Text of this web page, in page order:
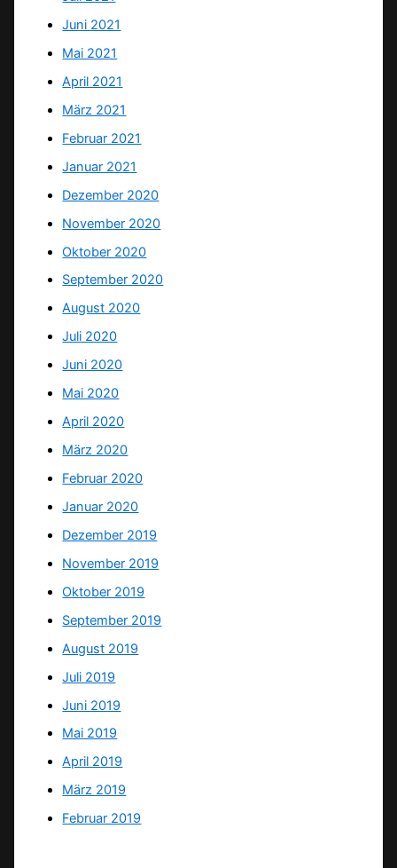
Juni 2021
Mai 2021
April 2021
März 2021
Februar 2021
Januar 2021
Dezember 2020
November 2020
Oktober 2020
September 2020
August 2020
Juli 2020
Juni 2020
Mai 2020
April 2020
März 2020
Februar 2020
Januar 2020
Dezember 2019
November 2019
Oktober 2019
September 2019
August 2019
Juli 2019
Juni 2019
Mai 2019
April 2019
März 2019
Februar 2019